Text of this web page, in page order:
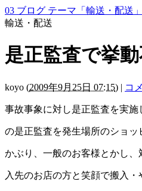
03 ブログ テーマ「輸送・配送」
輸送・配送
是正監査で挙動
koyo (2009年9月25日 07:15) | コ
事故事象に対し是正監査を実
の是正監査を発生場所のショ
かぶり、一般のお客様とかし
入先のお店の方と笑顔で搬入